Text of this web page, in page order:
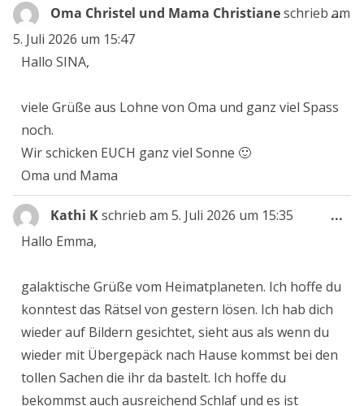
Oma Christel und Mama Christianeschrieb am
5. Juli 2026 um 15:47
Hallo SINA,
viele Grüße aus Lohne von Oma und ganz viel Spass
noch.
Wir schicken EUCH ganz viel Sonne 🙂
Oma und Mama
...
Kathi Kschrieb am 5. Juli 2026 um 15:35
Hallo Emma,
galaktische Grüße vom Heimatplaneten. Ich hoffe du
konntest das Rätsel von gestern lösen. Ich hab dich
wieder auf Bildern gesichtet, sieht aus als wenn du
wieder mit Übergepäck nach Hause kommst bei den
tollen Sachen die ihr da bastelt. Ich hoffe du
bekommst auch ausreichend Schlaf und es ist
...